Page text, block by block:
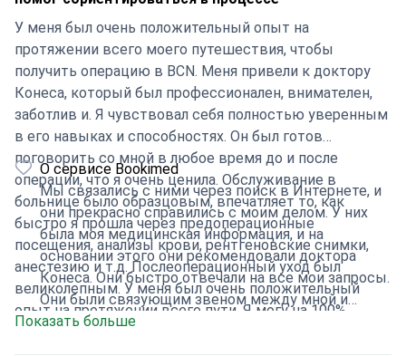
У меня был очень положительный опыт на
протяжении всего моего путешествия, чтобы
получить операцию в BCN. Меня привели к доктору
Конеса, который был профессионален, внимателен,
заботлив и. Я чувствовал себя полностью уверенным
в его навыках и способностях. Он был готов
поговорить со мной в любое время до и после
операции, что я очень ценила. Обслуживание в
больнице было образцовым, впечатляет то, как
быстро я прошла через предоперационные
посещения, анализы крови, рентгеновские снимки,
анестезию и т.д. Послеоперационный уход был
великолепным. У меня был очень положительный
опыт на протяжении всего пути. Я могу на 100%
рекомендовать компанию BookiMed, которая помогла
О сервисе Bookimed
Мы связались с ними через поиск в Интернете, и
они прекрасно справились с моим делом. У них
была моя медицинская информация, и на
основании этого они рекомендовали доктора
Конеса. Они быстро отвечали на все мои запросы.
Они были связующим звеном между мной и
доктором Конеса, что было очень полезно.
Показать больше